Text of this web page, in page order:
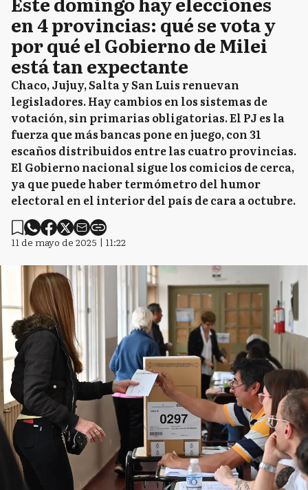
en 4 provincias: qué se vota y
por qué el Gobierno de Milei
está tan expectante
Chaco, Jujuy, Salta y San Luis renuevan
legisladores. Hay cambios en los sistemas de
votación, sin primarias obligatorias. El PJ es la
fuerza que más bancas pone en juego, con 31
escaños distribuidos entre las cuatro provincias.
El Gobierno nacional sigue los comicios de cerca,
ya que puede haber termómetro del humor
electoral en el interior del país de cara a octubre.
11 de mayo de 2025 | 11:22